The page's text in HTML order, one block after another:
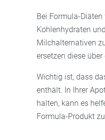
Bei Formula-
Kohlenhydraten
Milchalternativen
ersetzen diese
Wichtig ist, dass
enthält. In Ihrer
halten, kann es
Formula-Produkt